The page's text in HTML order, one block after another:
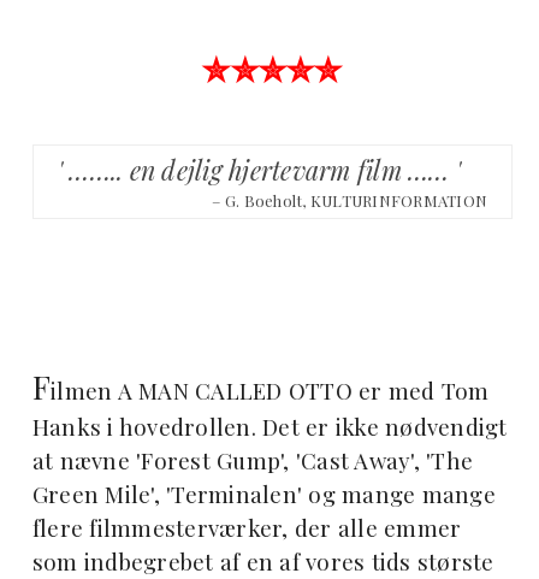
✮✮✮✮✮
' …….. en dejlig hjertevarm film …… '
– G. Boeholt, KULTURINFORMATION
Filmen A MAN CALLED OTTO er med Tom
Hanks i hovedrollen. Det er ikke nødvendigt
at nævne 'Forest Gump', 'Cast Away', 'The
Green Mile', 'Terminalen' og mange mange
flere filmmesterværker, der alle emmer
som indbegrebet af en af vores tids største